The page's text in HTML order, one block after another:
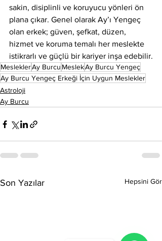
sakin, disiplinli ve koruyucu yönleri ön
plana çıkar. Genel olarak Ay’ı Yengeç
olan erkek; güven, şefkat, düzen,
hizmet ve koruma temalı her meslekte
istikrarlı ve güçlü bir kariyer inşa edebilir.
MesleklerAy Burcu MeslekAy Burcu Yengeç
Ay Burcu Yengeç Erkeği İçin Uygun Meslekler
Astroloji
Ay Burcu
Son Yazılar Hepsini Gör